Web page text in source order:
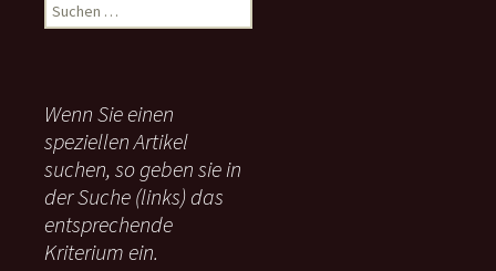
u
n
n
a
c
:
Wenn Sie einen
speziellen Artikel
suchen, so geben sie in
der Suche (links) das
entsprechende
Kriterium ein.